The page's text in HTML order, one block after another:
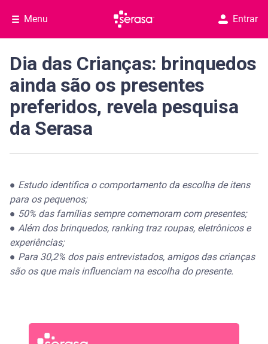
Menu Entrar
Dia das Crianças: brinquedos
ainda são os presentes
preferidos, revela pesquisa
da Serasa
● Estudo identifica o comportamento da escolha de itens
para os pequenos;
● 50% das famílias sempre comemoram com presentes;
● Além dos brinquedos, ranking traz roupas, eletrônicos e
experiências;
● Para 30,2% dos pais entrevistados, amigos das crianças
são os que mais influenciam na escolha do presente.